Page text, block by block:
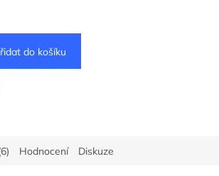
do košíku
Hodnocení Diskuze